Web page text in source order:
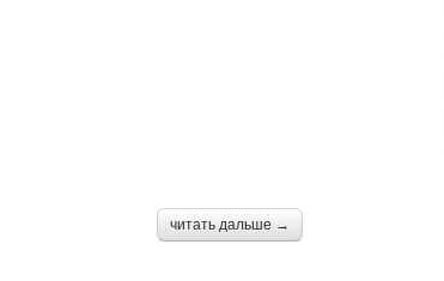
читать дальше →